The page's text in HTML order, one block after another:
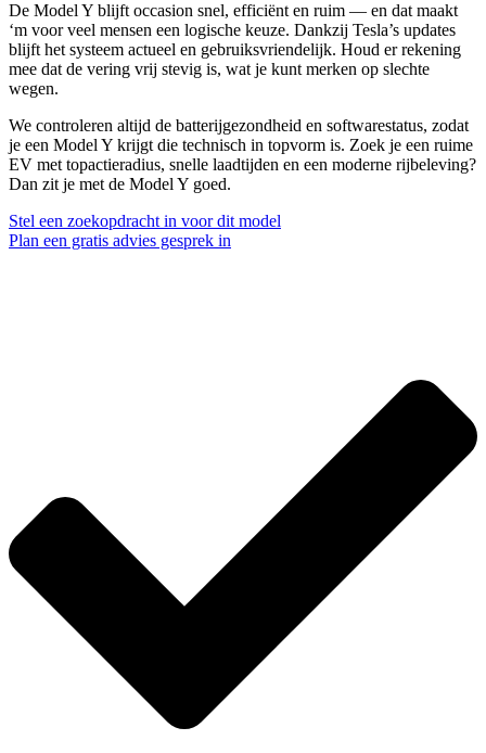
De Model Y blijft occasion snel, efficiënt en ruim — en dat maakt
‘m voor veel mensen een logische keuze. Dankzij Tesla’s updates
blijft het systeem actueel en gebruiksvriendelijk. Houd er rekening
mee dat de vering vrij stevig is, wat je kunt merken op slechte
wegen.
We controleren altijd de batterijgezondheid en softwarestatus, zodat
je een Model Y krijgt die technisch in topvorm is. Zoek je een ruime
EV met topactieradius, snelle laadtijden en een moderne rijbeleving?
Dan zit je met de Model Y goed.
Stel een zoekopdracht in voor dit model
Plan een gratis advies gesprek in